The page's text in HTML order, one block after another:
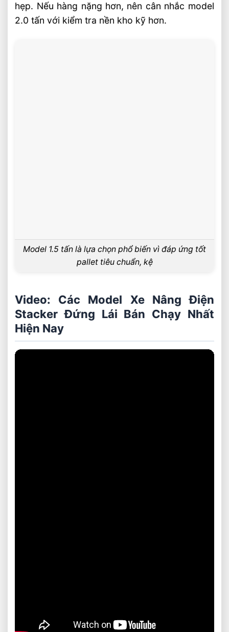
hẹp. Nếu hàng nặng hơn, nên cân nhắc model
2.0 tấn với kiểm tra nền kho kỹ hơn.
Model 1.5 tấn là lựa chọn phổ biến vì đáp ứng tốt
pallet tiêu chuẩn, kệ
Video: Các Model Xe Nâng Điện
Stacker Đứng Lái Bán Chạy Nhất
Hiện Nay